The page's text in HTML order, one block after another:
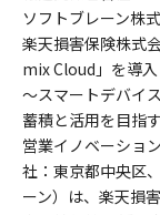
ソフトブレーン株
楽天損害保険株式
mix Cloud」を導入
～スマートデバイ
蓄積と活用を目指
営業イノベーショ
社：東京都中央区
ーン）は、楽天損